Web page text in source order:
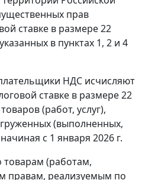
прав
ставке в размере 22
в пунктах 1, 2 и 4
НДС исчисляют
ставке в размере 22
(работ, услуг),
(выполненных,
с 1 января 2026 г.
(работам,
правам, реализуемым по